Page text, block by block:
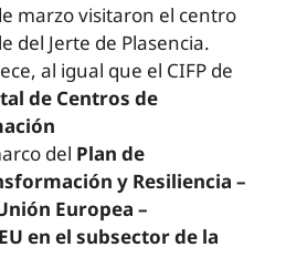
marzo visitaron el centro
del Jerte de Plasencia.
al igual que el CIFP de
de Centros de
del Plan de
y Resiliencia –
Europea –
en el subsector de la